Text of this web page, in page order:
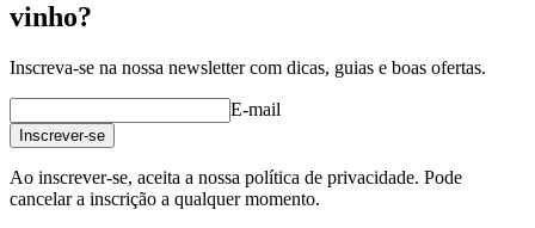
vinho?
Inscreva-se na nossa newsletter com dicas, guias e boas ofertas.
E-mail
Inscrever-se
Ao inscrever-se, aceita a nossa política de privacidade. Pode
cancelar a inscrição a qualquer momento.